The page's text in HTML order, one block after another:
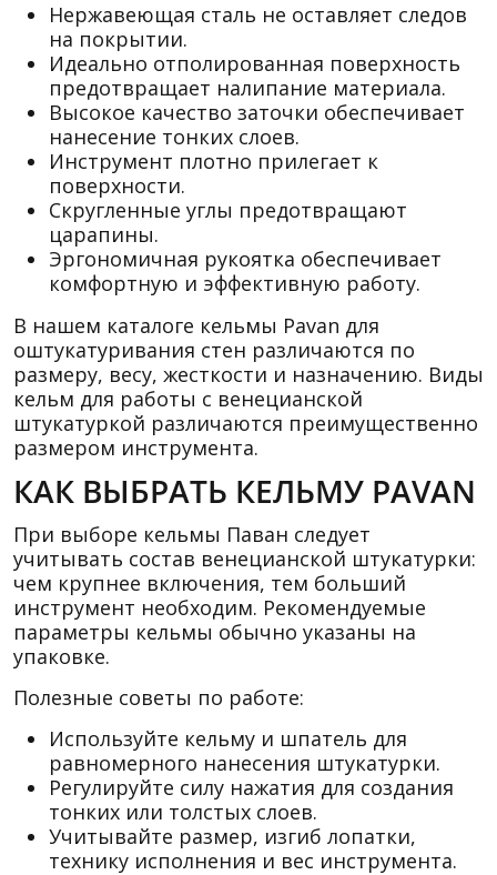
Нержавеющая сталь не оставляет следов
на покрытии.
Идеально отполированная поверхность
предотвращает налипание материала.
Высокое качество заточки обеспечивает
нанесение тонких слоев.
Инструмент плотно прилегает к
поверхности.
Скругленные углы предотвращают
царапины.
Эргономичная рукоятка обеспечивает
комфортную и эффективную работу.
В нашем каталоге кельмы Pavan для
оштукатуривания стен различаются по
размеру, весу, жесткости и назначению. Виды
кельм для работы с венецианской
штукатуркой различаются преимущественно
размером инструмента.
КАК ВЫБРАТЬ КЕЛЬМУ PAVAN
При выборе кельмы Паван следует
учитывать состав венецианской штукатурки:
чем крупнее включения, тем больший
инструмент необходим. Рекомендуемые
параметры кельмы обычно указаны на
упаковке.
Полезные советы по работе:
Используйте кельму и шпатель для
равномерного нанесения штукатурки.
Регулируйте силу нажатия для создания
тонких или толстых слоев.
Учитывайте размер, изгиб лопатки,
технику исполнения и вес инструмента.